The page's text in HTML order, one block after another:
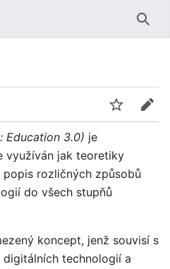
Sledovat
Education 3.0) je
využíván jak teoretiky
rozličných způsobů
do všech stupňů
koncept, jenž souvisí s
digitálních technologií a